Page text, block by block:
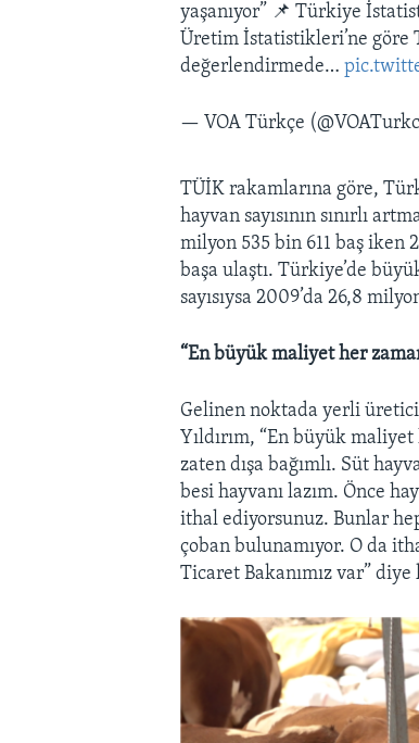
yaşanıyor” 📌 Türkiye
Üretim İstatistikleri’ne göre
değerlendirmede…
— VOA Türkçe
TÜİK rakamlarına göre,
hayvan sayısının sınırlı
milyon 535 bin 611 baş iken
başa ulaştı. Türkiye’de
sayısıysa 2009’da 26,8
“En büyük maliyet her
Gelinen noktada yerli
Yıldırım, “En büyük
zaten dışa bağımlı. Süt
besi hayvanı lazım. Önce
ithal ediyorsunuz. Bunlar
çoban bulunamıyor. O da
Ticaret Bakanımız var” diye